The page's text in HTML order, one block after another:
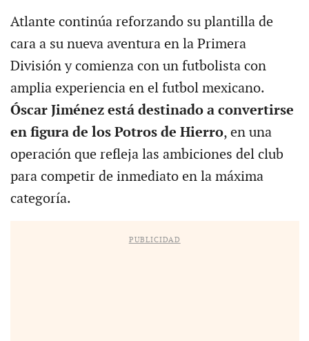
Atlante continúa reforzando su plantilla de
cara a su nueva aventura en la Primera
División y comienza con un futbolista con
amplia experiencia en el futbol mexicano.
Óscar Jiménez está destinado a convertirse
en figura de los Potros de Hierro, en una
operación que refleja las ambiciones del club
para competir de inmediato en la máxima
categoría.
PUBLICIDAD